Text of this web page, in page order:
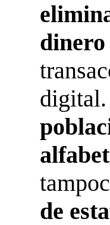
de